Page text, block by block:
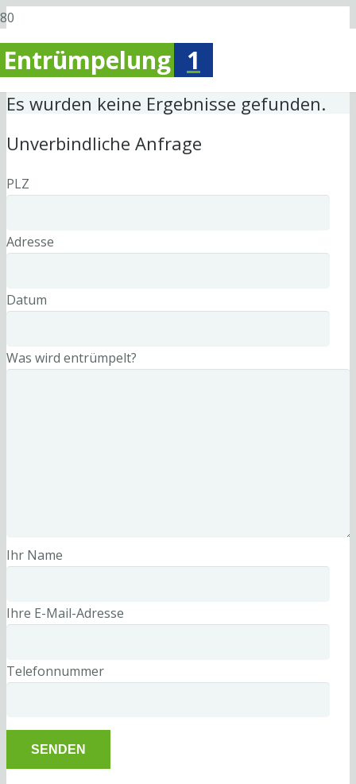
Entrümpelung 1
Es wurden keine Ergebnisse gefunden.
Unverbindliche Anfrage
PLZ
Adresse
Datum
Was wird entrümpelt?
Ihr Name
Ihre E-Mail-Adresse
Telefonnummer